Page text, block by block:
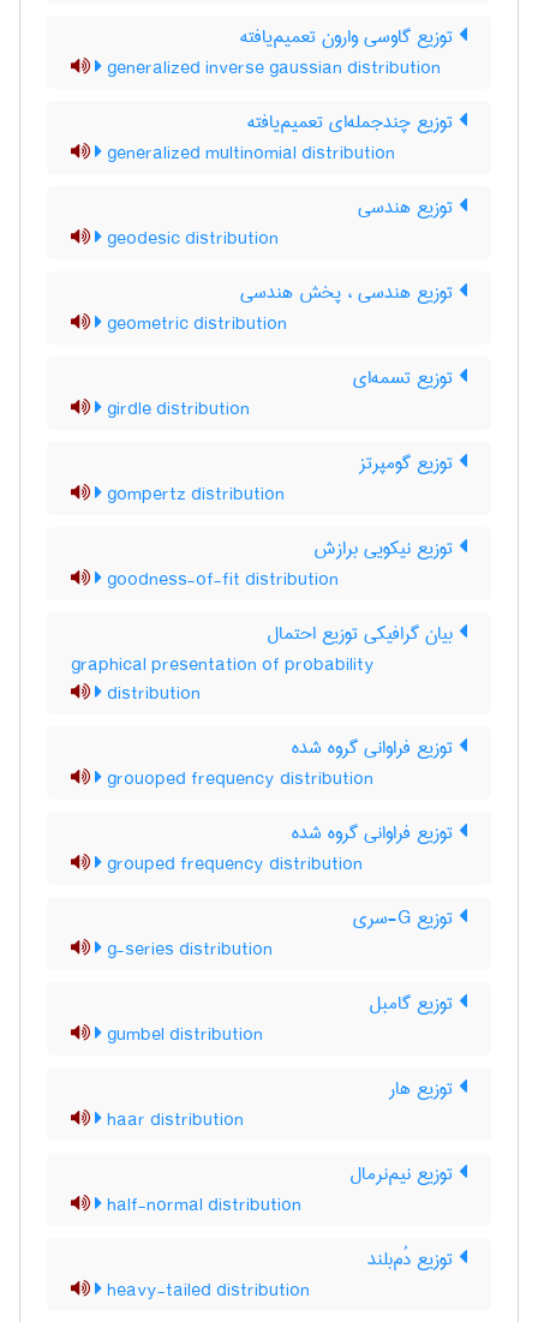
توزیع گاوسی وارون تعمیم‌یافته
generalized inverse gaussian distribution
توزیع چندجمله‌ای تعمیم‌یافته
generalized multinomial distribution
توزیع هندسی
geodesic distribution
توزیع هندسی ، پخش هندسی
geometric distribution
توزیع تسمه‌ای
girdle distribution
توزیع گومپرتز
gompertz distribution
توزیع نیکویی برازش
goodness-of-fit distribution
بیان گرافیکی توزیع احتمال
graphical presentation of probability
distribution
توزیع فراوانی گروه شده
grouoped frequency distribution
توزیع فراوانی گروه شده
grouped frequency distribution
توزیع G-سری
g-series distribution
توزیع گامبل
gumbel distribution
توزیع هار
haar distribution
توزیع نیم‌نرمال
half-normal distribution
توزیع دُم‌بلند
heavy-tailed distribution